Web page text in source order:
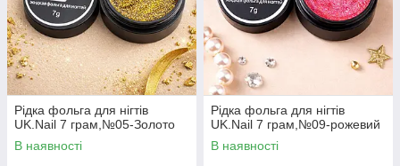
Рідка фольга для нігтів
UK.Nail 7 грам,№05-Золото
В наявності
Рідка фольга для нігтів
UK.Nail 7 грам,№09-рожевий
В наявності